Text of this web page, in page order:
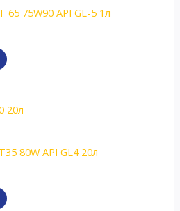
65 75W90 API GL-5 1л
80W API GL4 20л